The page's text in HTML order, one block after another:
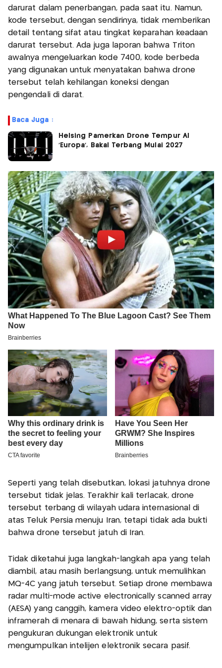
darurat dalam penerbangan, pada saat itu. Namun,
kode tersebut, dengan sendirinya, tidak memberikan
detail tentang sifat atau tingkat keparahan keadaan
darurat tersebut. Ada juga laporan bahwa Triton
awalnya mengeluarkan kode 7400, kode berbeda
yang digunakan untuk menyatakan bahwa drone
tersebut telah kehilangan koneksi dengan
pengendali di darat.
Baca Juga :
Helsing Pamerkan Drone Tempur AI
‘Europa’, Bakal Terbang Mulai 2027
Seperti yang telah disebutkan, lokasi jatuhnya drone
tersebut tidak jelas. Terakhir kali terlacak, drone
tersebut terbang di wilayah udara internasional di
atas Teluk Persia menuju Iran, tetapi tidak ada bukti
bahwa drone tersebut jatuh di Iran.
Tidak diketahui juga langkah-langkah apa yang telah
diambil, atau masih berlangsung, untuk memulihkan
MQ-4C yang jatuh tersebut. Setiap drone membawa
radar multi-mode active electronically scanned array
(AESA) yang canggih, kamera video elektro-optik dan
inframerah di menara di bawah hidung, serta sistem
pengukuran dukungan elektronik untuk
mengumpulkan intelijen elektronik secara pasif.